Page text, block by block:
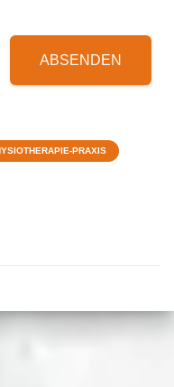
ABSENDEN
PRAXIS